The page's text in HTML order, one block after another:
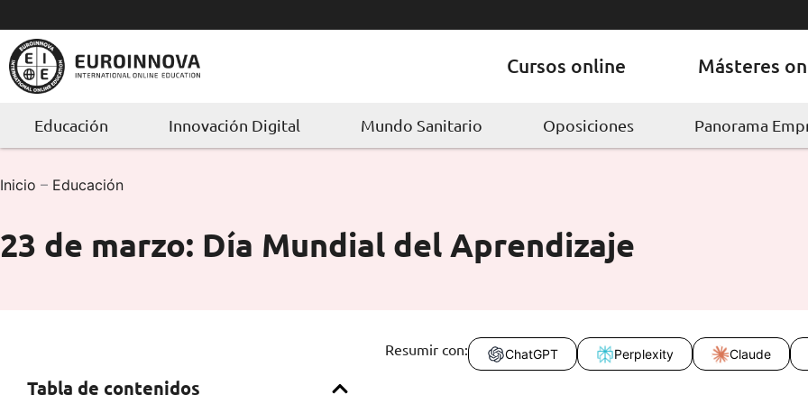
al
contenido
Cursos online Másteres
Educación Innovación Digital Mundo Sanitario Oposiciones Panorama
Inicio – Educación
23 de marzo: Día Mundial del Aprendizaje
Tabla de contenidos
Resumir con: ChatGPT Perplexity Claude